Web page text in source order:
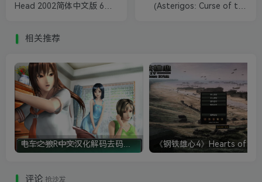
Head 2002简体中文版 6部
(Asterigos: Curse of the
相关推荐
评论 抢沙发